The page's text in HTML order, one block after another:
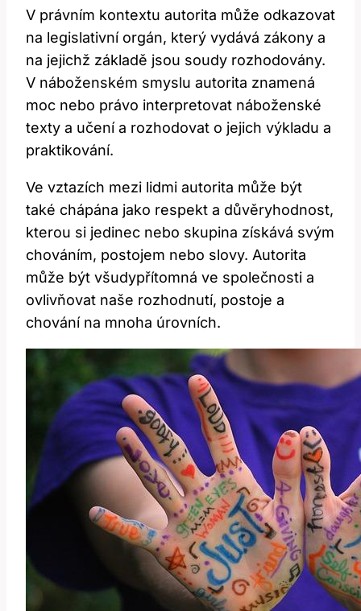
V právním kontextu autorita může odkazovat
na legislativní orgán, který vydává zákony a
na jejichž základě jsou soudy rozhodovány.
V náboženském smyslu autorita znamená
moc nebo právo interpretovat náboženské
texty a učení a rozhodovat o jejich výkladu a
praktikování.
Ve vztazích mezi lidmi autorita může být
také chápána jako respekt a důvěryhodnost,
kterou si jedinec nebo skupina získává svým
chováním, postojem nebo slovy. Autorita
může být všudypřítomná ve společnosti a
ovlivňovat naše rozhodnutí, postoje a
chování na mnoha úrovních.